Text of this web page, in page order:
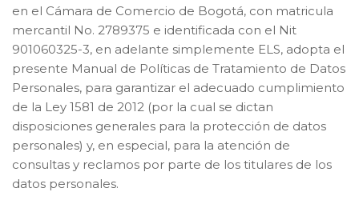
en el Cámara de Comercio de Bogotá, con matricula
mercantil No. 2789375 e identificada con el Nit
901060325-3, en adelante simplemente ELS, adopta el
presente Manual de Políticas de Tratamiento de Datos
Personales, para garantizar el adecuado cumplimiento
de la Ley 1581 de 2012 (por la cual se dictan
disposiciones generales para la protección de datos
personales) y, en especial, para la atención de
consultas y reclamos por parte de los titulares de los
datos personales.